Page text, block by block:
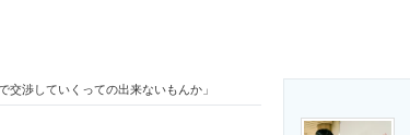
経営リーダーのコミュニティ
渉していくっての出来ないもんか」